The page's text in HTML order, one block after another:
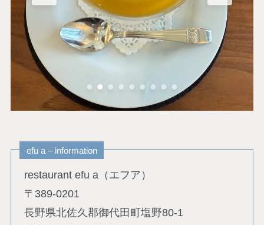
efu a – information
restaurant efu a（エフア）
〒389-0201
長野県北佐久郡御代田町塩野80-1